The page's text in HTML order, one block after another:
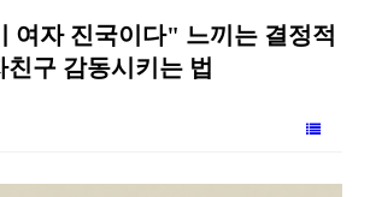
여자 진국이다" 느끼는 결정적
친구 감동시키는 법